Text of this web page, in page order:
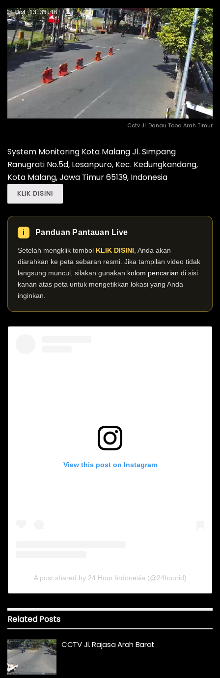
Cctv Jl. Danau Toba Arah Timur
System Monitoring Kota Malang Jl. Simpang
Ranugrati No.5d, Lesanpuro, Kec. Kedungkandang,
Kota Malang, Jawa Timur 65139, Indonesia
KLIK DISINI
ℹ️ Panduan Pantauan Live
Setelah mengklik tombol KLIK DISINI , Anda akan
diarahkan ke peta sebaran resmi. Jika tampilan video tidak
langsung muncul, silakan gunakan kolom pencarian di sisi
kanan atas peta untuk mengetikkan lokasi yang Anda
inginkan.
View this post on Instagram
A post shared by 24 Hour Indonesia (@24hourid)
Related Posts
CCTV Jl. Rajasa Arah Barat